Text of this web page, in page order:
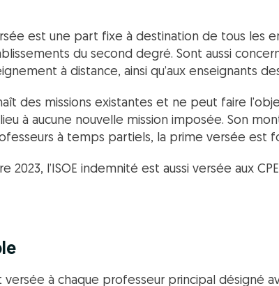
est une part fixe à destination de tous les
du second degré. Sont aussi
à distance, ainsi qu’aux enseignants
des missions existantes et ne peut faire
à aucune nouvelle mission imposée. Son
à temps partiels, la prime versée est
2023, l’ISOE indemnité est aussi versée aux
à chaque professeur principal désigné